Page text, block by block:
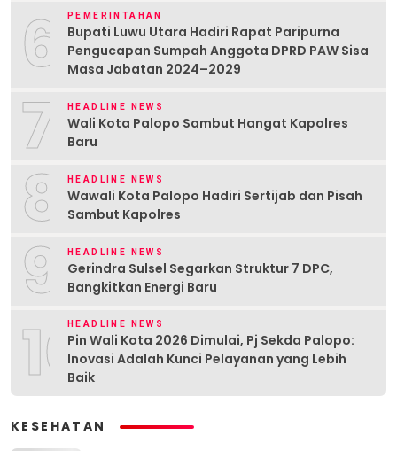
6 PEMERINTAHAN
Bupati Luwu Utara Hadiri Rapat Paripurna
Pengucapan Sumpah Anggota DPRD PAW Sisa
Masa Jabatan 2024–2029
7 HEADLINE NEWS
Wali Kota Palopo Sambut Hangat Kapolres
Baru
8 HEADLINE NEWS
Wawali Kota Palopo Hadiri Sertijab dan Pisah
Sambut Kapolres
9 HEADLINE NEWS
Gerindra Sulsel Segarkan Struktur 7 DPC,
Bangkitkan Energi Baru
10HEADLINE NEWS
Pin Wali Kota 2026 Dimulai, Pj Sekda Palopo:
Inovasi Adalah Kunci Pelayanan yang Lebih
Baik
KESEHATAN